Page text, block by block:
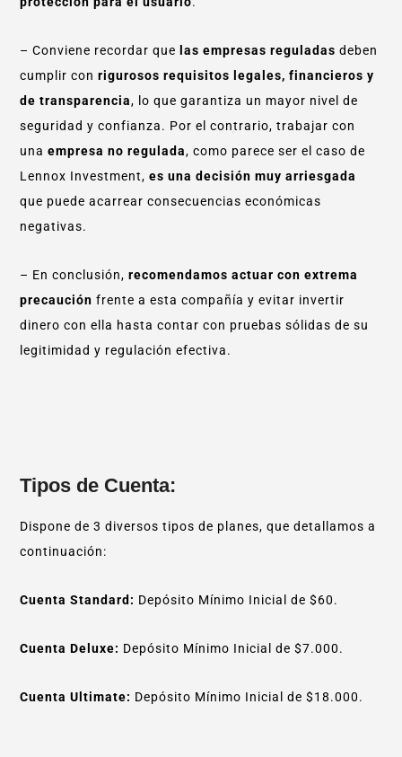
– Conviene recordar que las empresas reguladas deben
cumplir con rigurosos requisitos legales, financieros y
de transparencia, lo que garantiza un mayor nivel de
seguridad y confianza. Por el contrario, trabajar con
una empresa no regulada, como parece ser el caso de
Lennox Investment, es una decisión muy arriesgada
que puede acarrear consecuencias económicas
negativas.
– En conclusión, recomendamos actuar con extrema
precaución frente a esta compañía y evitar invertir
dinero con ella hasta contar con pruebas sólidas de su
legitimidad y regulación efectiva.
Tipos de Cuenta:
Dispone de 3 diversos tipos de planes, que detallamos a
continuación:
Cuenta Standard: Depósito Mínimo Inicial de $60.
Cuenta Deluxe: Depósito Mínimo Inicial de $7.000.
Cuenta Ultimate: Depósito Mínimo Inicial de $18.000.